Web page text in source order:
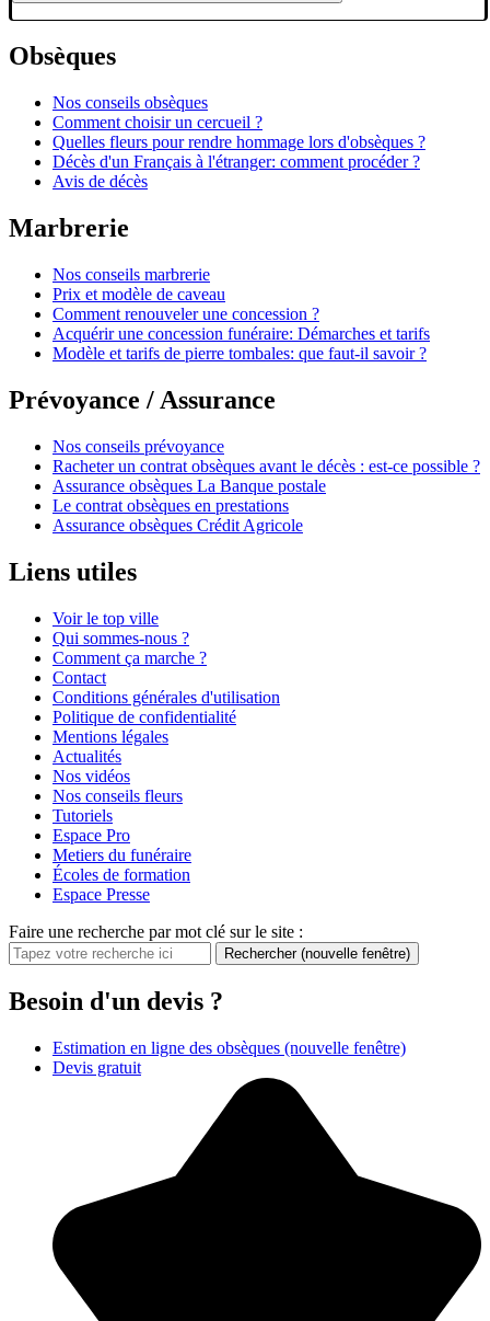
Obsèques
Nos conseils obsèques
Comment choisir un cercueil ?
Quelles fleurs pour rendre hommage lors d'obsèques ?
Décès d'un Français à l'étranger: comment procéder ?
Avis de décès
Marbrerie
Nos conseils marbrerie
Prix et modèle de caveau
Comment renouveler une concession ?
Acquérir une concession funéraire: Démarches et tarifs
Modèle et tarifs de pierre tombales: que faut-il savoir ?
Prévoyance / Assurance
Nos conseils prévoyance
Racheter un contrat obsèques avant le décès : est-ce possible ?
Assurance obsèques La Banque postale
Le contrat obsèques en prestations
Assurance obsèques Crédit Agricole
Liens utiles
Voir le top ville
Qui sommes-nous ?
Comment ça marche ?
Contact
Conditions générales d'utilisation
Politique de confidentialité
Mentions légales
Actualités
Nos vidéos
Nos conseils fleurs
Tutoriels
Espace Pro
Metiers du funéraire
Écoles de formation
Espace Presse
Faire une recherche par mot clé sur le site :
Rechercher (nouvelle fenêtre)
Besoin d'un devis ?
Estimation en ligne des obsèques (nouvelle fenêtre)
Devis gratuit